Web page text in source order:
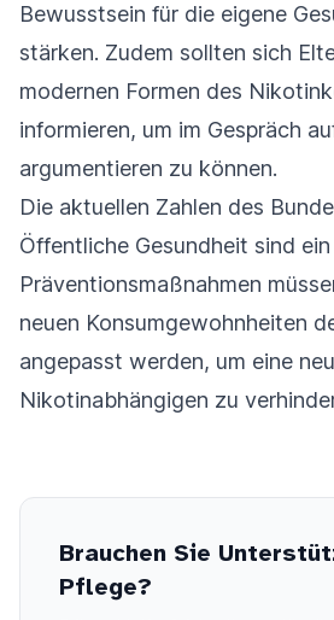
Bewusstsein für die eigene
stärken. Zudem sollten sich
modernen Formen des
informieren, um im Gespräch
argumentieren zu können.
Die aktuellen Zahlen des
Öffentliche Gesundheit sind
Präventionsmaßnahmen
neuen Konsumgewohnheiten
angepasst werden, um eine
Nikotinabhängigen zu
Brauchen Sie
Pflege?